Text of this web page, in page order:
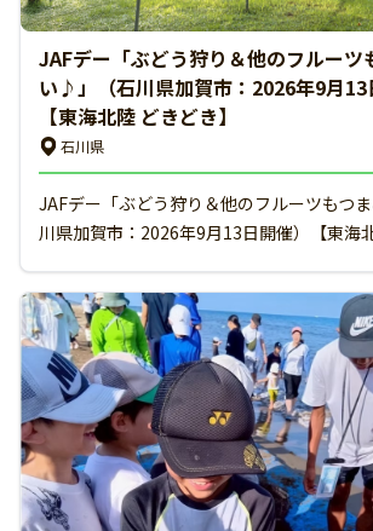
JAFデー「ぶどう狩り＆他のフルーツ
い♪」（石川県加賀市：2026年9月13
【東海北陸 どきどき】
石川県
JAFデー「ぶどう狩り＆他のフルーツもつ
川県加賀市：2026年9月13日開催）【東海